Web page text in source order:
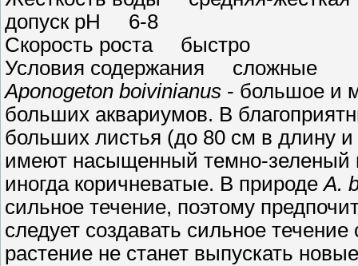
допуск pH 6-8
Скорость роста быстро
Условия содержания сложные
Aponogeton boivinianus - большое и
больших аквариумов. В
больших листья (до 80 см в длину
имеют насыщенный темно-зеленый
иногда коричневатые. В природеA.
сильное течение, поэтому
следует создавать сильное
растение не станет выпускать